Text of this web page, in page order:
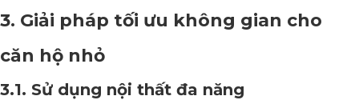
3. Giải pháp tối ưu không gian cho
căn hộ nhỏ
3.1. Sử dụng nội thất đa năng